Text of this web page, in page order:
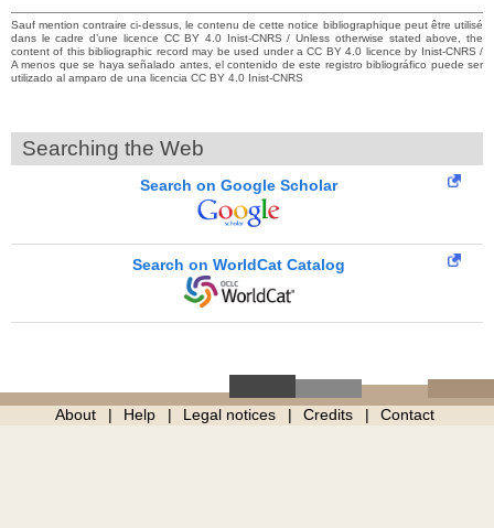
Sauf mention contraire ci-dessus, le contenu de cette notice bibliographique peut être utilisé
dans le cadre d’une licence CC BY 4.0 Inist-CNRS / Unless otherwise stated above, the
content of this bibliographic record may be used under a CC BY 4.0 licence by Inist-CNRS /
A menos que se haya señalado antes, el contenido de este registro bibliográfico puede ser
utilizado al amparo de una licencia CC BY 4.0 Inist-CNRS
Searching the Web
Search on Google Scholar
Search on WorldCat Catalog
About Help Legal notices Credits Contact